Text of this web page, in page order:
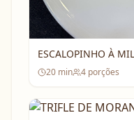
ESCALOPINHO À
20 min 4 porções